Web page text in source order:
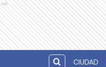
Ads
CIUDAD